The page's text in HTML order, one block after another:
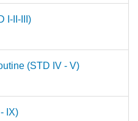
I-II-III)
(STD IV - V)
IX)